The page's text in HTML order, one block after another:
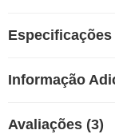
Especificações
Informação
Avaliações (3)